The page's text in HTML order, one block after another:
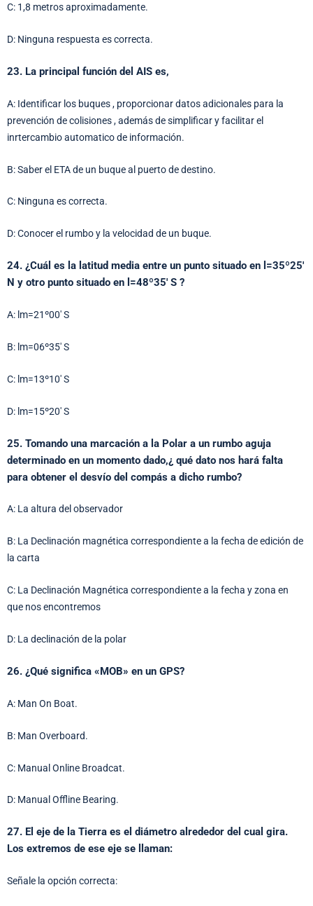
C: 1,8 metros aproximadamente.
D: Ninguna respuesta es correcta.
23. La principal función del AIS es,
A: Identificar los buques , proporcionar datos adicionales para la
prevención de colisiones , además de simplificar y facilitar el
inrtercambio automatico de información.
B: Saber el ETA de un buque al puerto de destino.
C: Ninguna es correcta.
D: Conocer el rumbo y la velocidad de un buque.
24. ¿Cuál es la latitud media entre un punto situado en l=35º25′
N y otro punto situado en l=48º35′ S ?
A: lm=21º00′ S
B: lm=06º35′ S
C: lm=13º10′ S
D: lm=15º20′ S
25. Tomando una marcación a la Polar a un rumbo aguja
determinado en un momento dado,¿ qué dato nos hará falta
para obtener el desvío del compás a dicho rumbo?
A: La altura del observador
B: La Declinación magnética correspondiente a la fecha de edición de
la carta
C: La Declinación Magnética correspondiente a la fecha y zona en
que nos encontremos
D: La declinación de la polar
26. ¿Qué significa «MOB» en un GPS?
A: Man On Boat.
B: Man Overboard.
C: Manual Online Broadcat.
D: Manual Offline Bearing.
27. El eje de la Tierra es el diámetro alrededor del cual gira.
Los extremos de ese eje se llaman:
Señale la opción correcta: